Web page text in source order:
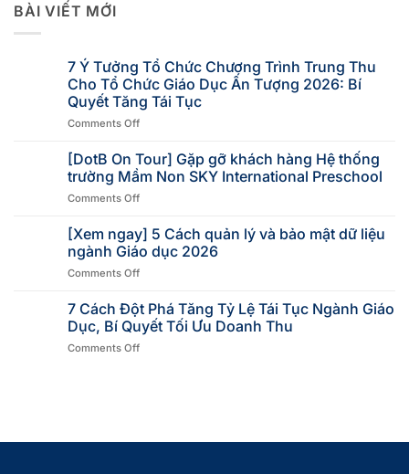
BÀI VIẾT MỚI
7 Ý Tưởng Tổ Chức Chương Trình Trung Thu
Cho Tổ Chức Giáo Dục Ấn Tượng 2026: Bí
Quyết Tăng Tái Tục
Comments Off
[DotB On Tour] Gặp gỡ khách hàng Hệ thống
trường Mầm Non SKY International Preschool
Comments Off
[Xem ngay] 5 Cách quản lý và bảo mật dữ liệu
ngành Giáo dục 2026
Comments Off
7 Cách Đột Phá Tăng Tỷ Lệ Tái Tục Ngành Giáo
Dục, Bí Quyết Tối Ưu Doanh Thu
Comments Off